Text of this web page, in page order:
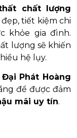
chất lượng
tiết kiệm chi
khỏe gia đình.
lượng sẽ khiến
hệ lụy.
Đại Phát Hoàng
để được đảm
mãi uy tín.